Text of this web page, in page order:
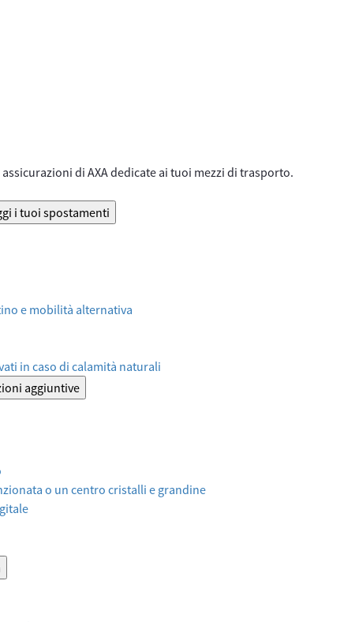
di AXA dedicate ai tuoi mezzi di trasporto.
i tuoi spostamenti
e mobilità alternativa
in caso di calamità naturali
aggiuntive
o un centro cristalli e grandine